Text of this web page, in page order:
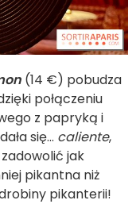
(14 €) pobudza
połączeniu
z papryką i
się... caliente,
jak
pikantna niż
pikanterii!